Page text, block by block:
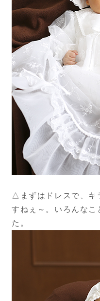
△まずはドレスで、キ
すねぇ～。いろんなこ
た。